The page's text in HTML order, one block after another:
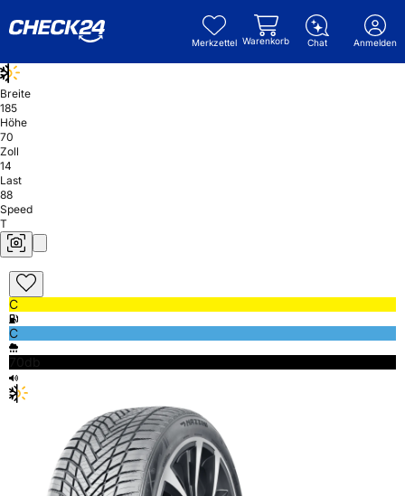
Merkzettel Warenkorb Chat Anmelden
Breite
185
Höhe
70
Zoll
14
Last
88
Speed
T
C
C
70db